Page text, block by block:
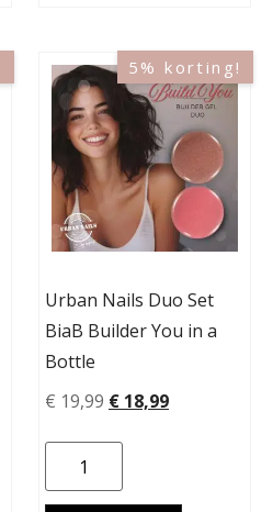
5% korting!
Urban Nails Duo Set
BiaB Builder You in a
Bottle
€ 19,99 € 18,99